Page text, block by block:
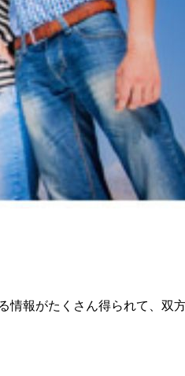
情報がたくさん得られて、双